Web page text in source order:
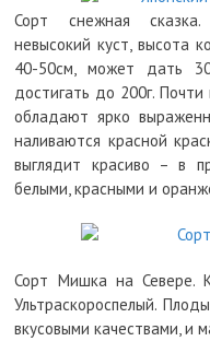
Сорт снежная сказка.
невысокий куст, высота
40-50см, может дать
достигать до 200г.
обладают ярко
наливаются красной
выглядит красиво – в
белыми, красными и
Сорт Мишка на Севере.
Ультраскороспелый.
вкусовыми качествами, и